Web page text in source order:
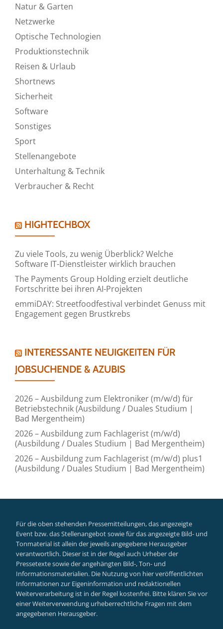
Natur & Garten
Netzwerke
Optische Technologien
Produktionstechnik
Reisen & Urlaub
Shortnews
Sicherheit
Software
Sonstiges
Sport
Stellenangebote
Unterhaltung & Technik
Verbraucher & Recht
HIGHTECHBOX
Zu viele Tools, zu wenig Überblick? Welche
Software IT-Dienstleister wirklich brauchen
The Payments Group Holding erzielt deutliche
Fortschritte bei ihren AI-Projekten
emmiDAY: Streetfoodfestival verbindet Genuss mit
Engagement gegen Brustkrebs
INTERESSANTE NEUIGKEITEN FÜR
JOBSUCHENDE & AZUBIS
2026 – Ausbildung zum Elektroniker (m/w/d) für
Betriebstechnik (Ausbildung / Duales Studium |
Bad Mergentheim)
2026 – Ausbildung zum Fachlagerist (m/w/d)
(Ausbildung / Duales Studium | Bad Mergentheim)
2026 – Ausbildung zum Fachlagerist (m/w/d) plus1
(Ausbildung / Duales Studium | Bad Mergentheim)
Für die oben stehenden Pressemitteilungen, das angezeigte
Event bzw. das Stellenangebot sowie für das angezeigte Bild- und
Tonmaterial ist allein der jeweils angegebene Herausgeber
verantwortlich. Dieser ist in der Regel auch Urheber der
Pressetexte sowie der angehängten Bild-, Ton- und
Informationsmaterialien. Die Nutzung von hier veröffentlichten
Informationen zur Eigeninformation und redaktionellen
Weiterverarbeitung ist in der Regel kostenfrei. Bitte klären Sie vor
einer Weiterverwendung urheberrechtliche Fragen mit dem
angegebenen Herausgeber.